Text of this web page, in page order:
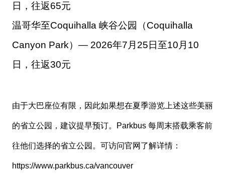
日，往返65元
温哥华至Coquihalla 峡谷公园（Coquihalla
Canyon Park）— 2026年7月25日至10月10
日，往返30元
由于大巴座位有限，因此如果想在夏季游览上述这些美丽
的省立公园，建议提早预订。Parkbus 每周末搭载乘客前
往他们选择的省立公园。可访问官网了解详情：
https://www.parkbus.ca/vancouver